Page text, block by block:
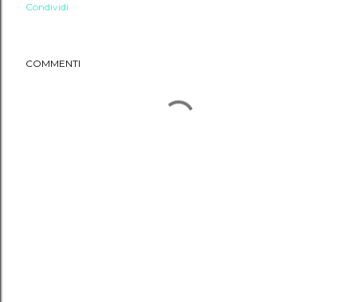
Condividi
COMMENTI